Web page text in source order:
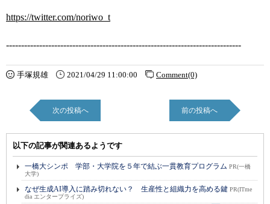
https://twitter.com/noriwo_t
------------------------------------------------------------------------------
手塚規雄 2021/04/29 11:00:00 Comment(0)
次の投稿へ 前の投稿へ
以下の記事が関連あるようです
一橋大シンポ 学部・大学院を５年で結ぶ一貫教育プログラム PR(一橋
大学)
なぜ生成AI導入に踏み切れない？ 生産性と組織力を高める鍵 PR(ITme
dia エンタープライズ)